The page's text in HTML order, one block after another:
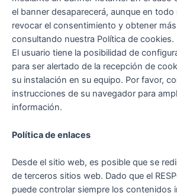
el banner desaparecerá, aunque en
revocar el consentimiento y obtener
consultando nuestra Política de cookies.
El usuario tiene la posibilidad de
para ser alertado de la recepción de
su instalación en su equipo. Por favor,
instrucciones de su navegador para
información.
Política de enlaces
Desde el sitio web, es posible que se
de terceros sitios web. Dado que el
puede controlar siempre los contenidos